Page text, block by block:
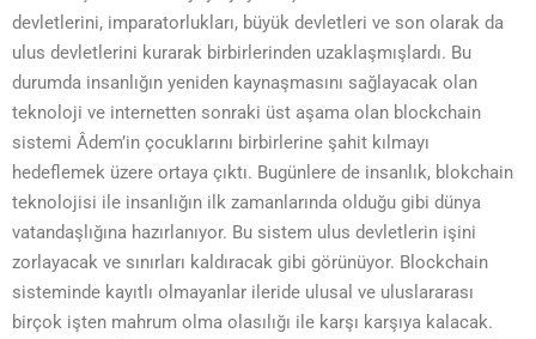
devletlerini, imparatorlukları, büyük devletleri ve son olarak da
ulus devletlerini kurarak birbirlerinden uzaklaşmışlardı. Bu
durumda insanlığın yeniden kaynaşmasını sağlayacak olan
teknoloji ve internetten sonraki üst aşama olan blockchain
sistemi Âdem’in çocuklarını birbirlerine şahit kılmayı
hedeflemek üzere ortaya çıktı. Bugünlere de insanlık, blokchain
teknolojisi ile insanlığın ilk zamanlarında olduğu gibi dünya
vatandaşlığına hazırlanıyor. Bu sistem ulus devletlerin işini
zorlayacak ve sınırları kaldıracak gibi görünüyor. Blockchain
sisteminde kayıtlı olmayanlar ileride ulusal ve uluslararası
birçok işten mahrum olma olasılığı ile karşı karşıya kalacak.